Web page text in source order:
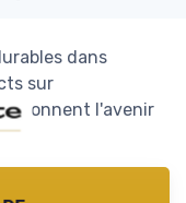
dans
sur
façonnent l'avenir